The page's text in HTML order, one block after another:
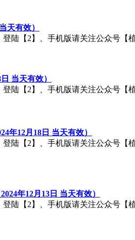
天有效）
陆【2】、手机版请关注公众号【
当天有效）
陆【2】、手机版请关注公众号【
年12月18日 当天有效）
陆【2】、手机版请关注公众号【
年12月13日 当天有效）
陆【2】、手机版请关注公众号【